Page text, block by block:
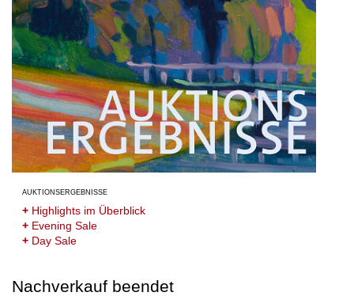
auktionsergebnisse
+Highlights im Überblick
+Evening Sale
+Day Sale
Nachverkauf beendet